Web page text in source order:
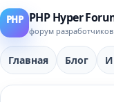
PHP Hyper
форум
Главная Блог